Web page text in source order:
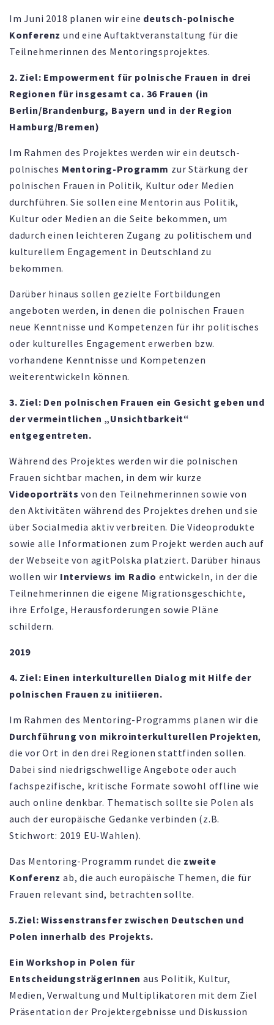
Im Juni 2018 planen wir eine deutsch-polnische
Konferenz und eine Auftaktveranstaltung für die
Teilnehmerinnen des Mentoringsprojektes.
2. Ziel: Empowerment für polnische Frauen in drei
Regionen für insgesamt ca. 36 Frauen (in
Berlin/Brandenburg, Bayern und in der Region
Hamburg/Bremen)
Im Rahmen des Projektes werden wir ein deutsch-
polnisches Mentoring-Programm zur Stärkung der
polnischen Frauen in Politik, Kultur oder Medien
durchführen. Sie sollen eine Mentorin aus Politik,
Kultur oder Medien an die Seite bekommen, um
dadurch einen leichteren Zugang zu politischem und
kulturellem Engagement in Deutschland zu
bekommen.
Darüber hinaus sollen gezielte Fortbildungen
angeboten werden, in denen die polnischen Frauen
neue Kenntnisse und Kompetenzen für ihr politisches
oder kulturelles Engagement erwerben bzw.
vorhandene Kenntnisse und Kompetenzen
weiterentwickeln können.
3. Ziel: Den polnischen Frauen ein Gesicht geben und
der vermeintlichen „Unsichtbarkeit“
entgegentreten.
Während des Projektes werden wir die polnischen
Frauen sichtbar machen, in dem wir kurze
Videoporträts von den Teilnehmerinnen sowie von
den Aktivitäten während des Projektes drehen und sie
über Socialmedia aktiv verbreiten. Die Videoprodukte
sowie alle Informationen zum Projekt werden auch auf
der Webseite von agitPolska platziert. Darüber hinaus
wollen wir Interviews im Radio entwickeln, in der die
Teilnehmerinnen die eigene Migrationsgeschichte,
ihre Erfolge, Herausforderungen sowie Pläne
schildern.
2019
4. Ziel: Einen interkulturellen Dialog mit Hilfe der
polnischen Frauen zu initiieren.
Im Rahmen des Mentoring-Programms planen wir die
Durchführung von mikrointerkulturellen Projekten,
die vor Ort in den drei Regionen stattfinden sollen.
Dabei sind niedrigschwellige Angebote oder auch
fachspezifische, kritische Formate sowohl offline wie
auch online denkbar. Thematisch sollte sie Polen als
auch der europäische Gedanke verbinden (z.B.
Stichwort: 2019 EU-Wahlen).
Das Mentoring-Programm rundet die zweite
Konferenz ab, die auch europäische Themen, die für
Frauen relevant sind, betrachten sollte.
5.Ziel: Wissenstransfer zwischen Deutschen und
Polen innerhalb des Projekts.
Ein Workshop in Polen für
EntscheidungsträgerInnen aus Politik, Kultur,
Medien, Verwaltung und Multiplikatoren mit dem Ziel
Präsentation der Projektergebnisse und Diskussion